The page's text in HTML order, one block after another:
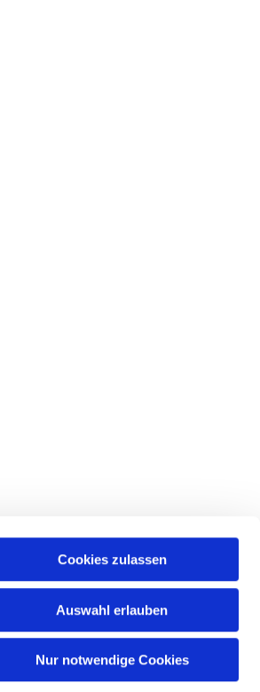
Cookies zulassen
Auswahl erlauben
Nur notwendige Cookies